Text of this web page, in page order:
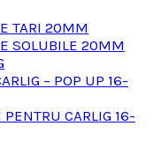
TARI 20MM
SOLUBILE 20MM
– POP UP 16-
CARLIG 16-